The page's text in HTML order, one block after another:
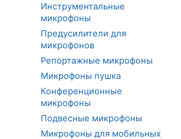
Инструментальные
микрофоны
Предусилители для
микрофонов
Репортажные микрофоны
Микрофоны пушка
Конференционные
микрофоны
Подвесные микрофоны
Микрофоны для мобильных